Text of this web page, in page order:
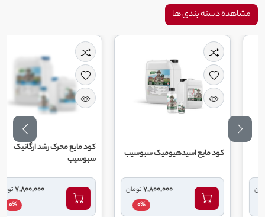
مشاهده دسته بندی ها
کود مایع اسیدهیومیک سبوسیب
7,800,000تومان
کود مایع محرک رشد ارگانیک
سبوسیب
7,800,000تومان